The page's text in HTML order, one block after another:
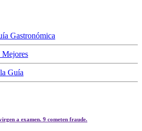
Gastronómica
Mejores
Guía
a examen. 9 cometen fraude.